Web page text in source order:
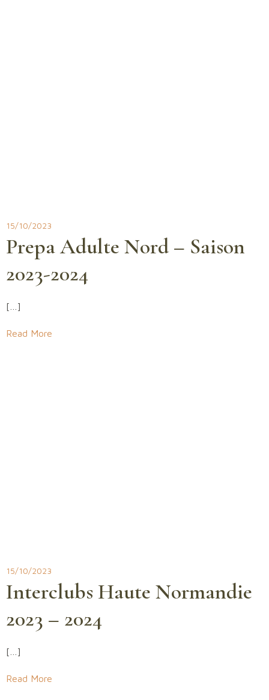
15/10/2023
Prepa Adulte Nord – Saison
2023-2024
[…]
Read More
15/10/2023
Interclubs Haute Normandie
2023 – 2024
[…]
Read More